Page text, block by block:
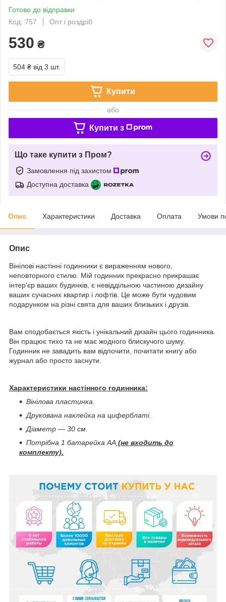
Готово до відправки
Код: 757
Опт і роздріб
530 ₴
504 ₴ від 3 шт.
Купити
або
Купити з
Що таке купити з Пром?
Замовлення під захистом
Доступна доставка
Опис Характеристики Доставка Оплата Умови
Опис
Вінілові настінні годинники є вираженням нового,
неповторного стилю. Мій годинник прекрасно прикрашає
інтер'єр ваших будинків, є невіддільною частиною дизайну
ваших сучасних квартир і лофтів. Це може бути чудовим
подарунком на різні свята для ваших близьких і друзів.
Вам сподобається якість і унікальний дизайн цього годинника.
Він працює тихо та не має жодного блискучого шуму.
Годинник не завадить вам відпочити, почитати книгу або
журнал або просто заснути.
Характеристики настінного годинника:
Вінілова пластинка.
Друкована наклейка на циферблаті.
Діаметр — 30 см.
Потрібна 1 батарейка АА (не входить до
комплекту).